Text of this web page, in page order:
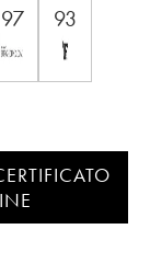
97 93